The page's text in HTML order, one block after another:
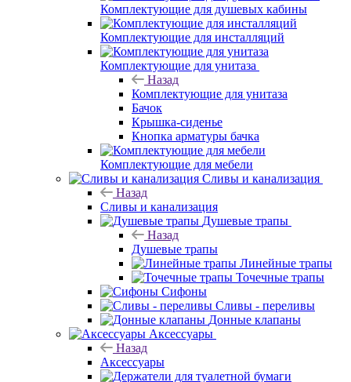
Комплектующие для душевых кабины
Комплектующие для инсталляций
Комплектующие для унитаза
Назад
Комплектующие для унитаза
Бачок
Крышка-сиденье
Кнопка арматуры бачка
Комплектующие для мебели
Сливы и канализация
Назад
Сливы и канализация
Душевые трапы
Назад
Душевые трапы
Линейные трапы
Точечные трапы
Сифоны
Сливы - переливы
Донные клапаны
Аксессуары
Назад
Аксессуары